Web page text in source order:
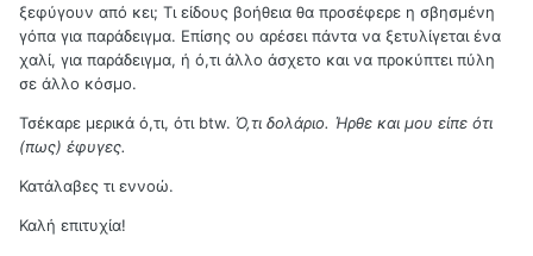
ξεφύγουν από κει; Τι είδους βοήθεια θα προσέφερε η σβησμένη
γόπα για παράδειγμα. Επίσης ου αρέσει πάντα να ξετυλίγεται ένα
χαλί, για παράδειγμα, ή ό,τι άλλο άσχετο και να προκύπτει πύλη
σε άλλο κόσμο.
Τσέκαρε μερικά ό,τι, ότι btw. Ό,τι δολάριο. Ήρθε και μου είπε ότι
(πως) έφυγες.
Κατάλαβες τι εννοώ.
Καλή επιτυχία!